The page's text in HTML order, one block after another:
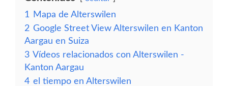
1
Mapa de Alterswilen
2 Google Street View Alterswilen en Kanton
Aargau en Suiza
3 Vídeos relacionados con Alterswilen -
Kanton Aargau
4 el tiempo en Alterswilen